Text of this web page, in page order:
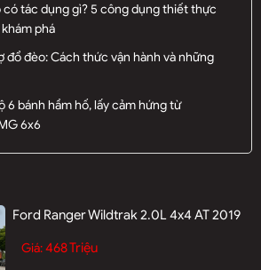
có tác dụng gì? 5 công dụng thiết thực
phá
đổ đèo: Cách thức vận hành và những
6 bánh hầm hố, lấy cảm hứng từ
6x6
Ford Ranger Wildtrak 2.0L 4x4 AT 2019
Giá:468 Triệu